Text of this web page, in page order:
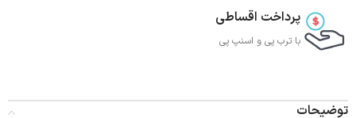
پرداخت اقساطی
با ترب‌ پی و اسنپ پی
توضیحات